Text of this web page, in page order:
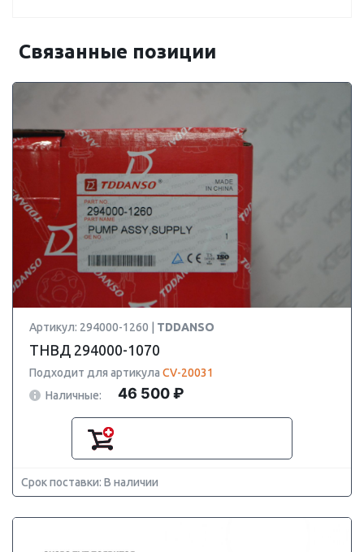
Связанные позиции
Артикул: 294000-1260 | TDDANSO
ТНВД 294000-1070
Подходит для артикула CV-20031
Наличные:
46 500 ₽
Срок поставки: В наличии